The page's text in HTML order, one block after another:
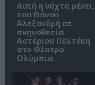
Αυτή η νύχτα μένει,
του Θάνου
Αλεξανδρή σε
σκηνοθεσία
Αστέριου Πελτέκη
στο Θέατρο
Ολύμπια